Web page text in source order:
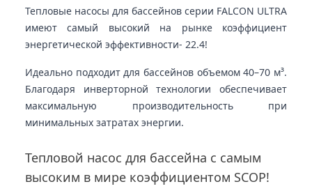
Тепловые насосы для бассейнов серии FALCON ULTRA
имеют самый высокий на рынке коэффициент
энергетической эффективности- 22.4!
Идеально подходит для бассейнов объемом 40–70 м³.
Благодаря инверторной технологии обеспечивает
максимальную производительность при
минимальных затратах энергии.
Тепловой насос для бассейна с самым
высоким в мире коэффициентом SCOP!